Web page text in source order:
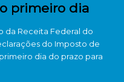
primeiro dia
da Receita Federal do
do Imposto de
dia do prazo para